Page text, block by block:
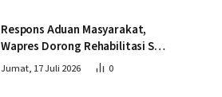
Respons Aduan Masyarakat,
Wapres Dorong Rehabilitasi SDN
016 Serusa Rokan Hilir
Jumat, 17 Juli 2026 0